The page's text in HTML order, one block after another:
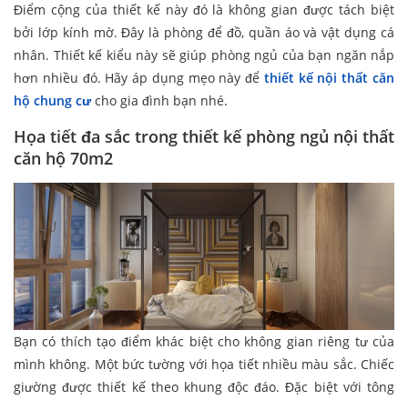
Điểm cộng của thiết kế này đó là không gian được tách biệt
bởi lớp kính mờ. Đây là phòng để đồ, quần áo và vật dụng cá
nhân. Thiết kế kiểu này sẽ giúp phòng ngủ của bạn ngăn nắp
hơn nhiều đó. Hãy áp dụng mẹo này để thiết kế nội thất căn
hộ chung cưcho gia đình bạn nhé.
Họa tiết đa sắc trong thiết kế phòng ngủ nội thất
căn hộ 70m2
Bạn có thích tạo điểm khác biệt cho không gian riêng tư của
mình không. Một bức tường với họa tiết nhiều màu sắc. Chiếc
giường được thiết kế theo khung độc đáo. Đặc biệt với tông